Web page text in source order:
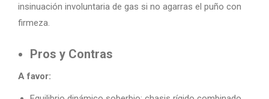
insinuación involuntaria de gas si no agarras el puño con
firmeza.
Pros y Contras
A favor: